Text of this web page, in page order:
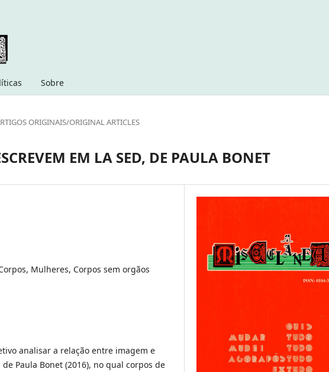
Sobre
ORIGINAIS/ORIGINAL ARTICLES
EM LA SED, DE PAULA BONET
Mulheres, Corpos sem orgãos
analisar a relação entre imagem e
Paula Bonet (2016), no qual corpos de